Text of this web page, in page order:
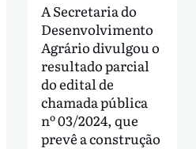
A Secretaria do
Desenvolvimento
Agrário divulgou o
resultado parcial
do edital de
chamada pública
nº 03/2024, que
prevê a construção